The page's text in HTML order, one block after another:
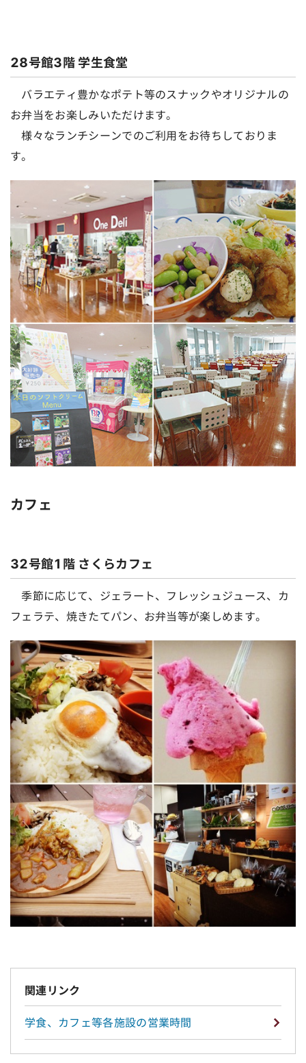
28号館3階 学生食堂
バラエティ豊かなポテト等のスナックやオリジナルの
お弁当をお楽しみいただけます。
様々なランチシーンでのご利用をお待ちしておりま
す。
カフェ
32号館1階 さくらカフェ
季節に応じて、ジェラート、フレッシュジュース、カ
フェラテ、焼きたてパン、お弁当等が楽しめます。
関連リンク
学食、カフェ等各施設の営業時間